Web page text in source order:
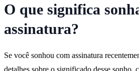
O que significa
assinatura?
Se você sonhou com assinatura